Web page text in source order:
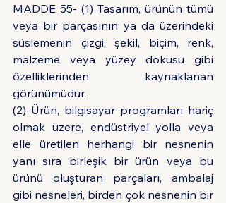
MADDE 55- (1) Tasarım, ürünün tümü
veya bir parçasının ya da üzerindeki
süslemenin çizgi, şekil, biçim, renk,
malzeme veya yüzey dokusu gibi
özelliklerinden kaynaklanan
görünümüdür.
(2) Ürün, bilgisayar programları hariç
olmak üzere, endüstriyel yolla veya
elle üretilen herhangi bir nesnenin
yanı sıra birleşik bir ürün veya bu
ürünü oluşturan parçaları, ambalaj
gibi nesneleri, birden çok nesnenin bir